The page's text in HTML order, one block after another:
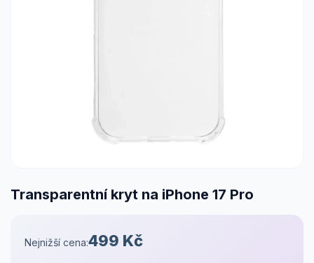
Transparentní kryt na iPhone 17 Pro
Nejnižší cena:499 Kč